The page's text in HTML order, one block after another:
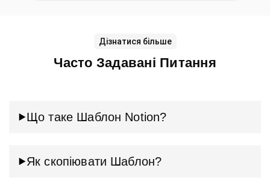
Дізнатися більше
Часто Задавані Питання
Що таке Шаблон Notion?
Як скопіювати Шаблон?